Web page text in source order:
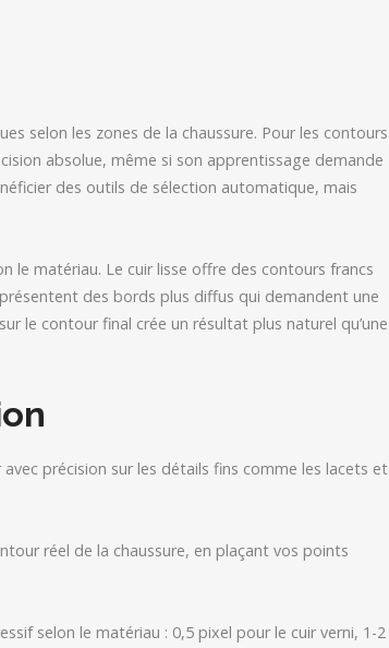
selon les zones de la chaussure. Pour les contours
absolue, même si son apprentissage demande
des outils de sélection automatique, mais
le matériau. Le cuir lisse offre des contours francs
des bords plus diffus qui demandent une
le contour final crée un résultat plus naturel qu’une
précision sur les détails fins comme les lacets et
réel de la chaussure, en plaçant vos points
selon le matériau : 0,5 pixel pour le cuir verni, 1-2